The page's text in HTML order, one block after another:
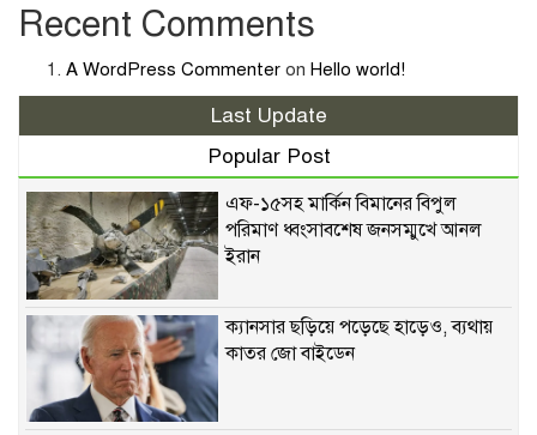
Recent Comments
A WordPress Commenter on Hello world!
Last Update
Popular Post
এফ-১৫সহ মার্কিন বিমানের বিপুল
পরিমাণ ধ্বংসাবশেষ জনসম্মুখে আনল
ইরান
ক্যানসার ছড়িয়ে পড়েছে হাড়েও, ব্যথায়
কাতর জো বাইডেন